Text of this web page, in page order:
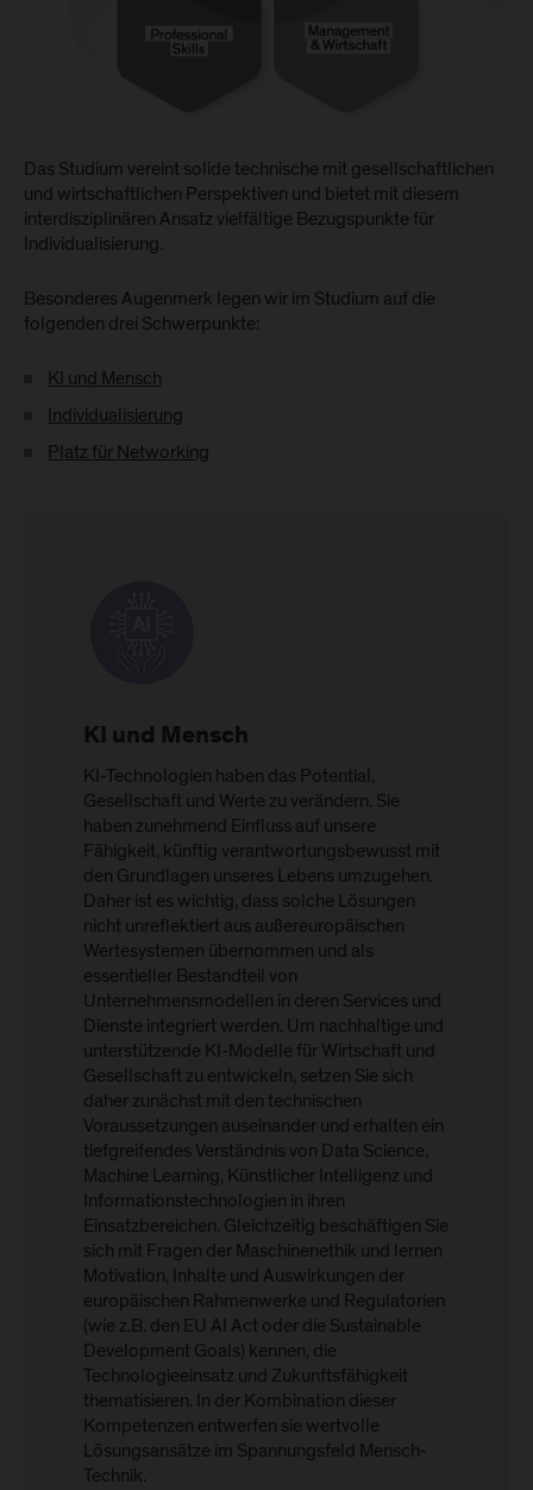
Das Studium vereint solide technische mit gesellschaftlichen
und wirtschaftlichen Perspektiven und bietet mit diesem
interdisziplinären Ansatz vielfältige Bezugspunkte für
Individualisierung.
Besonderes Augenmerk legen wir im Studium auf die
folgenden drei Schwerpunkte:
KI und Mensch
Individualisierung
Platz für Networking
KI und Mensch
KI-Technologien haben das Potential,
Gesellschaft und Werte zu verändern. Sie
haben zunehmend Einfluss auf unsere
Fähigkeit, künftig verantwortungsbewusst mit
den Grundlagen unseres Lebens umzugehen.
Daher ist es wichtig, dass solche Lösungen
nicht unreflektiert aus außereuropäischen
Wertesystemen übernommen und als
essentieller Bestandteil von
Unternehmensmodellen in deren Services und
Dienste integriert werden. Um nachhaltige und
unterstützende KI-Modelle für Wirtschaft und
Gesellschaft zu entwickeln, setzen Sie sich
daher zunächst mit den technischen
Voraussetzungen auseinander und erhalten ein
tiefgreifendes Verständnis von Data Science,
Machine Learning, Künstlicher Intelligenz und
Informationstechnologien in ihren
Einsatzbereichen. Gleichzeitig beschäftigen Sie
sich mit Fragen der Maschinenethik und lernen
Motivation, Inhalte und Auswirkungen der
europäischen Rahmenwerke und Regulatorien
(wie z.B. den EU AI Act oder die Sustainable
Development Goals) kennen, die
Technologieeinsatz und Zukunftsfähigkeit
thematisieren. In der Kombination dieser
Kompetenzen entwerfen sie wertvolle
Lösungsansätze im Spannungsfeld Mensch-
Technik.